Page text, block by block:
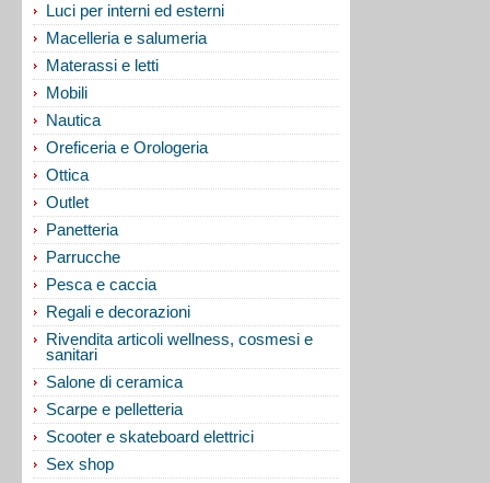
Luci per interni ed esterni
Macelleria e salumeria
Materassi e letti
Mobili
Nautica
Oreficeria e Orologeria
Ottica
Outlet
Panetteria
Parrucche
Pesca e caccia
Regali e decorazioni
Rivendita articoli wellness, cosmesi e
sanitari
Salone di ceramica
Scarpe e pelletteria
Scooter e skateboard elettrici
Sex shop